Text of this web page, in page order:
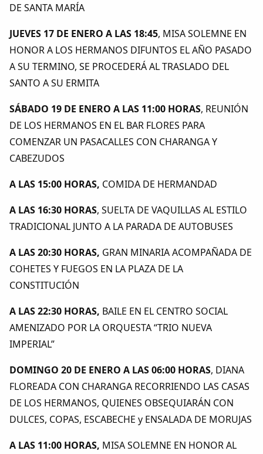
DE SANTA MARÍA
JUEVES 17 DE ENERO A LAS 18:45, MISA SOLEMNE EN
HONOR A LOS HERMANOS DIFUNTOS EL AÑO PASADO
A SU TERMINO, SE PROCEDERÁ AL TRASLADO DEL
SANTO A SU ERMITA
SÁBADO 19 DE ENERO A LAS 11:00 HORAS, REUNIÓN
DE LOS HERMANOS EN EL BAR FLORES PARA
COMENZAR UN PASACALLES CON CHARANGA Y
CABEZUDOS
A LAS 15:00 HORAS, COMIDA DE HERMANDAD
A LAS 16:30 HORAS, SUELTA DE VAQUILLAS AL ESTILO
TRADICIONAL JUNTO A LA PARADA DE AUTOBUSES
A LAS 20:30 HORAS, GRAN MINARIA ACOMPAÑADA DE
COHETES Y FUEGOS EN LA PLAZA DE LA
CONSTITUCIÓN
A LAS 22:30 HORAS, BAILE EN EL CENTRO SOCIAL
AMENIZADO POR LA ORQUESTA “TRIO NUEVA
IMPERIAL”
DOMINGO 20 DE ENERO A LAS 06:00 HORAS, DIANA
FLOREADA CON CHARANGA RECORRIENDO LAS CASAS
DE LOS HERMANOS, QUIENES OBSEQUIARÁN CON
DULCES, COPAS, ESCABECHE y ENSALADA DE MORUJAS
A LAS 11:00 HORAS, MISA SOLEMNE EN HONOR AL